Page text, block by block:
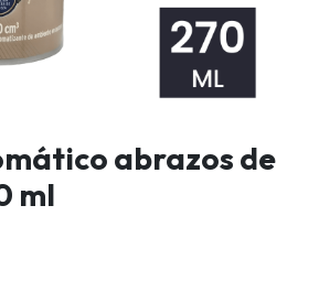
abrazos de
ml